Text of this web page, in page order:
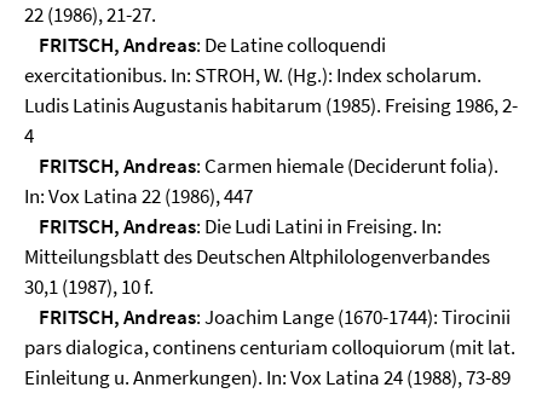
22 (1986), 21-27.
FRITSCH, Andreas: De Latine colloquendi
exercitationibus. In: STROH, W. (Hg.): Index scholarum.
Ludis Latinis Augustanis habitarum (1985). Freising 1986, 2-
4
FRITSCH, Andreas: Carmen hiemale (Deciderunt folia).
In: Vox Latina 22 (1986), 447
FRITSCH, Andreas: Die Ludi Latini in Freising. In:
Mitteilungsblatt des Deutschen Altphilologenverbandes
30,1 (1987), 10 f.
FRITSCH, Andreas: Joachim Lange (1670-1744): Tirocinii
pars dialogica, continens centuriam colloquiorum (mit lat.
Einleitung u. Anmerkungen). In: Vox Latina 24 (1988), 73-89